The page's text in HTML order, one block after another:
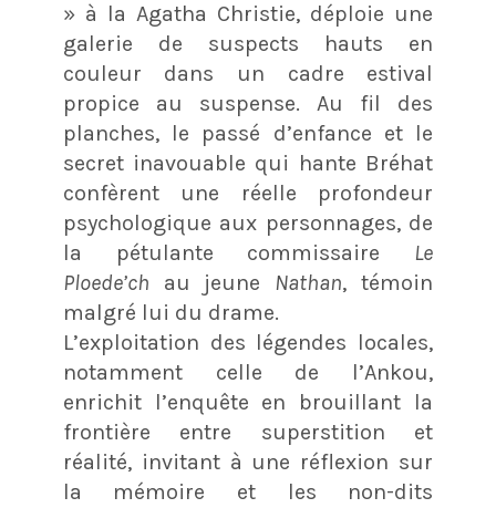
» à la Agatha Christie, déploie une
galerie de suspects hauts en
couleur dans un cadre estival
propice au suspense. Au fil des
planches, le passé d’enfance et le
secret inavouable qui hante Bréhat
confèrent une réelle profondeur
psychologique aux personnages, de
la pétulante commissaire Le
Ploede’ch au jeune Nathan, témoin
malgré lui du drame.
L’exploitation des légendes locales,
notamment celle de l’Ankou,
enrichit l’enquête en brouillant la
frontière entre superstition et
réalité, invitant à une réflexion sur
la mémoire et les non-dits